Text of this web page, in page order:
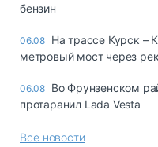
бензин
06.08 На трассе Курск –
метровый мост через
06.08 Во Фрунзенском
протаранил Lada Vesta
Все новости